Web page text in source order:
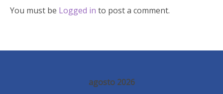
You must be Logged in to post a comment.
agosto 2026